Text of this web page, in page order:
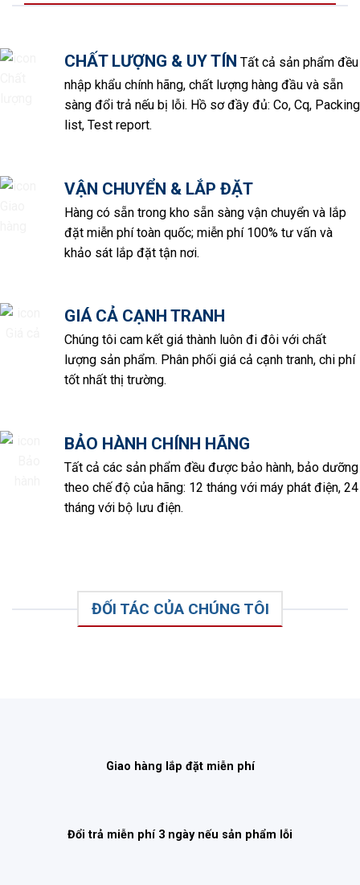
CHẤT LƯỢNG & UY TÍN Tất cả sản phẩm đều
nhập khẩu chính hãng, chất lượng hàng đầu và sẵn
sàng đổi trả nếu bị lỗi. Hồ sơ đầy đủ: Co, Cq, Packing
list, Test report.
VẬN CHUYỂN & LẮP ĐẶT
Hàng có sẵn trong kho sẵn sàng vận chuyển và lắp
đặt miễn phí toàn quốc; miễn phí 100% tư vấn và
khảo sát lắp đặt tận nơi.
GIÁ CẢ CẠNH TRANH
Chúng tôi cam kết giá thành luôn đi đôi với chất
lượng sản phẩm. Phân phối giá cả cạnh tranh, chi phí
tốt nhất thị trường.
BẢO HÀNH CHÍNH HÃNG
Tất cả các sản phẩm đều được bảo hành, bảo dưỡng
theo chế độ của hãng: 12 tháng với máy phát điện, 24
tháng với bộ lưu điện.
ĐỐI TÁC CỦA CHÚNG TÔI
Giao hàng lắp đặt miễn phí
Đổi trả miễn phí 3 ngày nếu sản phẩm lỗi